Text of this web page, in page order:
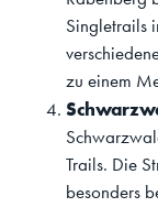
Singletrails
zu einem
Trails. Die
besonders